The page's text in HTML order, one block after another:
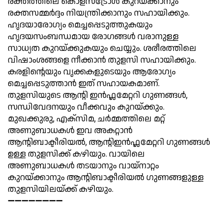
രക്തസമ്മര്‍ദ്ദം നിയന്ത്രിക്കാനും സഹായിക്കും.
ഹൃദയാരോഗ്യം മെച്ചപ്പെടുത്തുകയും
ഹൃദയസംബന്ധമായ രോഗങ്ങള്‍ വരാനുള്ള
സാധ്യത കുറയ്ക്കുകയും ചെയ്യും. ശരീരത്തിലെ
വിഷാംശങ്ങളെ നീക്കാന്‍ തുളസി സഹായിക്കും.
കരളിന്റെയും വൃക്കകളുടെയും ആരോഗ്യം
മെച്ചപ്പെടുത്താന്‍ ഇത് സഹായകമാണ്.
തുളസിയുടെ ആന്റി ഇന്‍ഫ്ലമേറ്ററി ഗുണങ്ങള്‍,
സന്ധിവേദനയും വീക്കവും കുറയ്ക്കും.
മുഖക്കുരു, എക്സിമ, ചര്‍മ്മത്തിലെ മറ്റ്
അണുബാധകള്‍ ഇവ അകറ്റാന്‍
ആന്റിബാക്ടീരിയല്‍, ആന്റിഇന്‍ഫ്ലമേറ്ററി ഗുണങ്ങള്‍
ഉള്ള തുളസിക്ക് കഴിയും. വായിലെ
അണുബാധകള്‍ തടയാനും വായ്നാറ്റം
കുറയ്ക്കാനും ആന്റിബാക്ടീരിയല്‍ ഗുണങ്ങളുള്ള
തുളസിയിലയ്ക്ക് കഴിയും.
➖➖➖➖➖➖➖➖